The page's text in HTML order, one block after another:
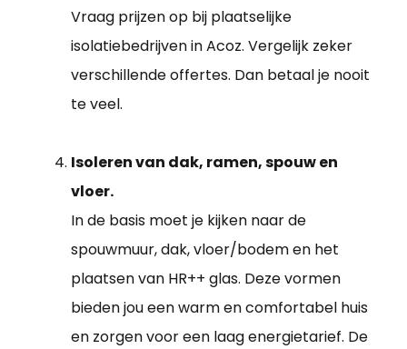
Vraag prijzen op bij plaatselijke
isolatiebedrijven in Acoz. Vergelijk zeker
verschillende offertes. Dan betaal je nooit
te veel.
Isoleren van dak, ramen, spouw en
vloer.
In de basis moet je kijken naar de
spouwmuur, dak, vloer/bodem en het
plaatsen van HR++ glas. Deze vormen
bieden jou een warm en comfortabel huis
en zorgen voor een laag energietarief. De